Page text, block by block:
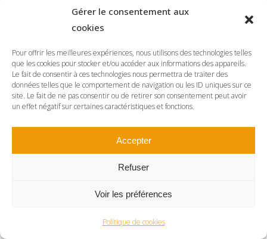
Gérer le consentement aux
cookies
Pour offrir les meilleures expériences, nous utilisons des technologies telles
que les cookies pour stocker et/ou accéder aux informations des appareils.
Le fait de consentir à ces technologies nous permettra de traiter des
données telles que le comportement de navigation ou les ID uniques sur ce
site. Le fait de ne pas consentir ou de retirer son consentement peut avoir
un effet négatif sur certaines caractéristiques et fonctions.
Accepter
Refuser
Voir les préférences
Politique de cookies
LOFTS ET DUPLEX
NEWS (5)
NON CLASSÉ(3)
NOS RÉALISATIONS(6)
PETITES SURFACES(1)
RENOVATION PARTICULIERS(15)
Instagram feed